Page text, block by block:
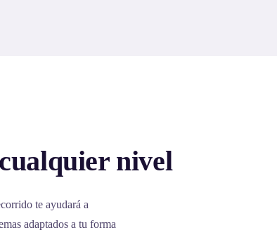
nivel
te ayudará a
adaptados a tu forma